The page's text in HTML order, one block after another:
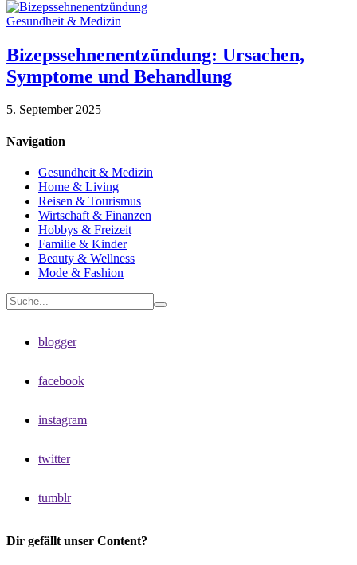
Gesundheit & Medizin
Bizepssehnenentzündung: Ursachen,
Symptome und Behandlung
5. September 2025
Navigation
Gesundheit & Medizin
Home & Living
Reisen & Tourismus
Wirtschaft & Finanzen
Hobbys & Freizeit
Familie & Kinder
Beauty & Wellness
Mode & Fashion
blogger
facebook
instagram
twitter
tumblr
Dir gefällt unser Content?